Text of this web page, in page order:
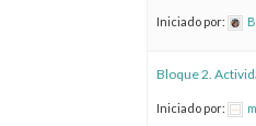
Iniciado por:
Bloque 2.
Iniciado por: